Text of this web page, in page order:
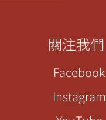
關注我們
Facebook
Instagram